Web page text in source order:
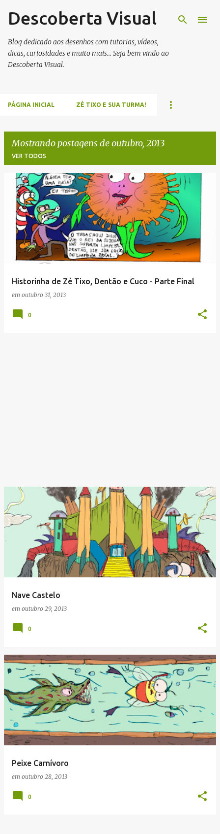
Pular para o conteúdo principal
Descoberta Visual
Blog dedicado aos desenhos com tutorias, vídeos,
dicas, curiosidades e muito mais... Seja bem vindo ao
Descoberta Visual.
PÁGINA INICIAL ZÉ TIXO E SUA TURMA!
Mostrando postagens de outubro, 2013
VER TODOS
Historinha de Zé Tixo, Dentão e Cuco - Parte Final
em outubro 31, 2013
0
Nave Castelo
em outubro 29, 2013
0
Peixe Carnívoro
em outubro 28, 2013
0